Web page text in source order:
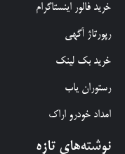
خرید فالور اینستاگرام
رپورتاژ آگهی
خرید بک لینک
رستوران یاب
امداد خودرو اراک
نوشته‌های تازه